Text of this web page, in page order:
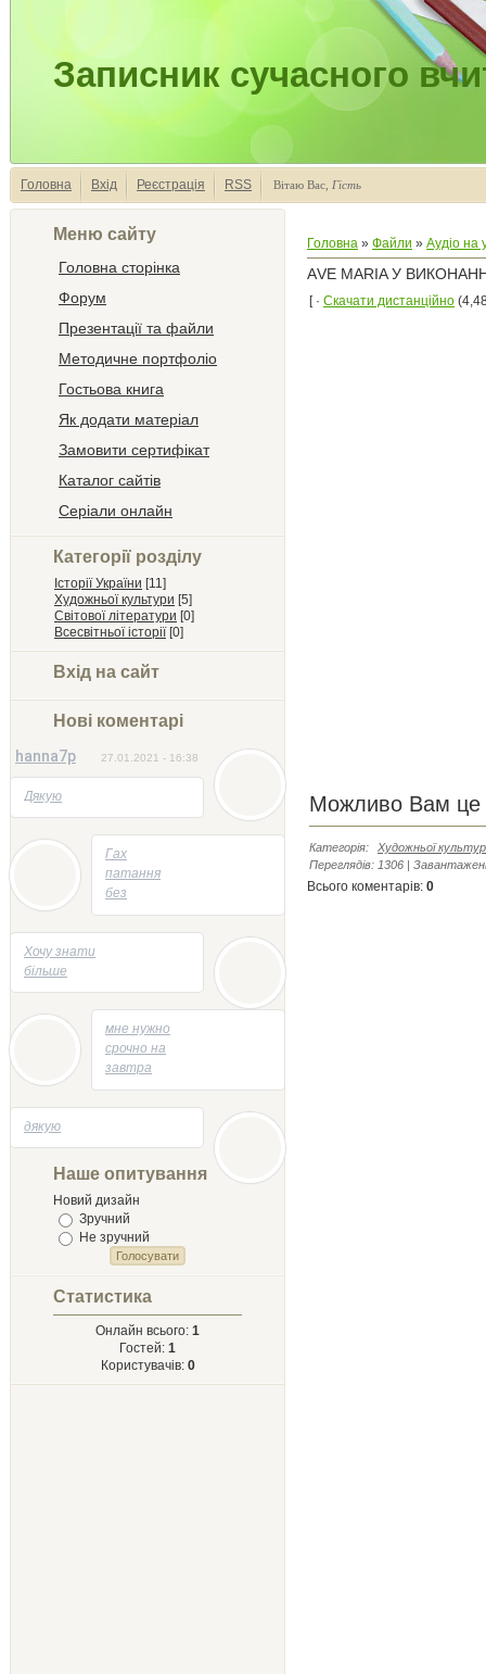
Записник сучасного
Головна Вхід Реєстрація RSS Вітаю Вас Гість
Меню сайту
Головна сторінка
Форум
Презентації та файли
Методичне портфоліо
Гостьова книга
Як додати матеріал
Замовити сертифікат
Каталог сайтів
Серіали онлайн
Категорії розділу
Історії України [11]
Художньої культури [5]
Світової літератури [0]
Всесвітньої історії [0]
Вхід на сайт
Нові коментарі
hanna7p 27.01.2021 - 16:38
Дякую
Гах
патання
без
відповідей
Хочу знати
більше
мне нужно
срочно на
завтра
творик
напесать
Лыст
Твору Ырий
дякую
Наше опитування
Новий дизайн
Зручний
Не зручний
Статистика
Онлайн всього: 1
Гостей: 1
Користувачів: 0
Головна » Файли » Аудіо на
АVE MARIA У
[ · Скачати дистанційно
Можливо Вам це
Категорія:
Художньої
Переглядів: 1306 |
Всього коментарів: 0